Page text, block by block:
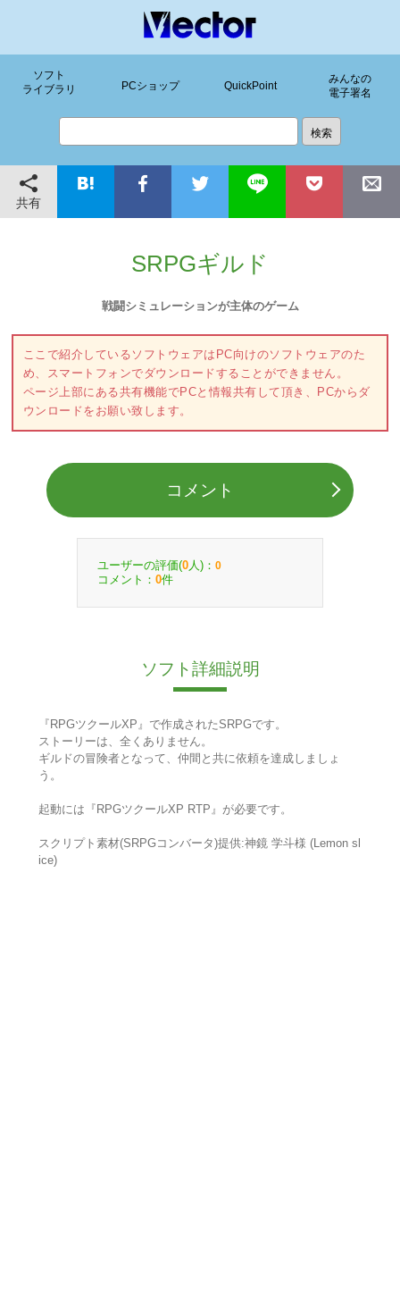
ソフト
ライブラリ
PCショップ QuickPoint
みんなの
電子署名
共有
SRPGギルド
戦闘シミュレーションが主体のゲーム
ここで紹介しているソフトウェアはPC向けのソフトウェアのた
め、スマートフォンでダウンロードすることができません。
ページ上部にある共有機能でPCと情報共有して頂き、PCからダ
ウンロードをお願い致します。
コメント
ユーザーの評価(0 人)： 0
コメント： 0件
ソフト詳細説明
『RPGツクールXP』で作成されたSRPGです。
ストーリーは、全くありません。
ギルドの冒険者となって、仲間と共に依頼を達成しましょ
う。
起動には『RPGツクールXP RTP』が必要です。
スクリプト素材(SRPGコンバータ)提供:神鏡 学斗様 (Lemon sl
ice)